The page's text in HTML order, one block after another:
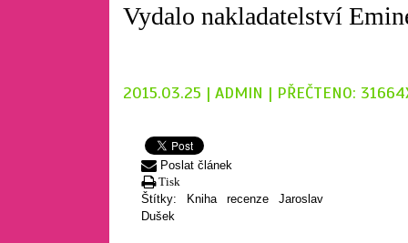
Vydalo nakladatelství
2015.03.25 | ADMIN | PŘEČTENO:
Poslat článek
Tisk
Štítky: Kniha recenze Jaroslav
Dušek